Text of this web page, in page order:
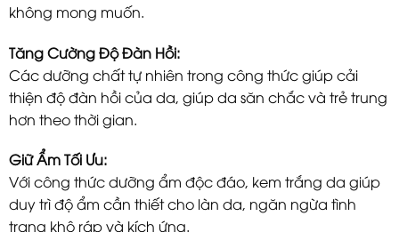
không mong muốn.
Tăng Cường Độ Đàn Hồi:
Các dưỡng chất tự nhiên trong công thức giúp cải
thiện độ đàn hồi của da, giúp da săn chắc và trẻ trung
hơn theo thời gian.
Giữ Ẩm Tối Ưu:
Với công thức dưỡng ẩm độc đáo, kem trắng da giúp
duy trì độ ẩm cần thiết cho làn da, ngăn ngừa tình
trạng khô ráp và kích ứng.